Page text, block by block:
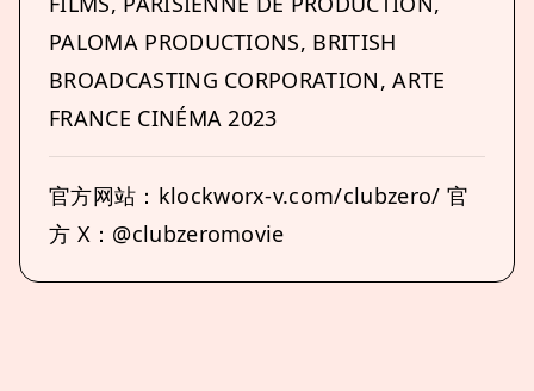
PALOMA PRODUCTIONS, BRITISH
BROADCASTING CORPORATION, ARTE
FRANCE CINÉMA 2023
官方网站：klockworx-v.com/clubzero/ 官
方 X：@clubzeromovie